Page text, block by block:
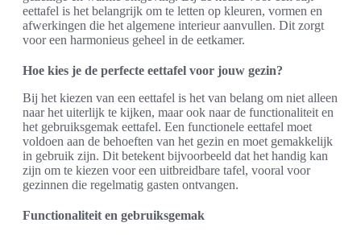
eettafel is het belangrijk om te letten op kleuren, vormen en
afwerkingen die het algemene interieur aanvullen. Dit zorgt
voor een harmonieus geheel in de eetkamer.
Hoe kies je de perfecte eettafel voor jouw gezin?
Bij het kiezen van een eettafel is het van belang om niet alleen
naar het uiterlijk te kijken, maar ook naar de functionaliteit en
het gebruiksgemak eettafel. Een functionele eettafel moet
voldoen aan de behoeften van het gezin en moet gemakkelijk
in gebruik zijn. Dit betekent bijvoorbeeld dat het handig kan
zijn om te kiezen voor een uitbreidbare tafel, vooral voor
gezinnen die regelmatig gasten ontvangen.
Functionaliteit en gebruiksgemak